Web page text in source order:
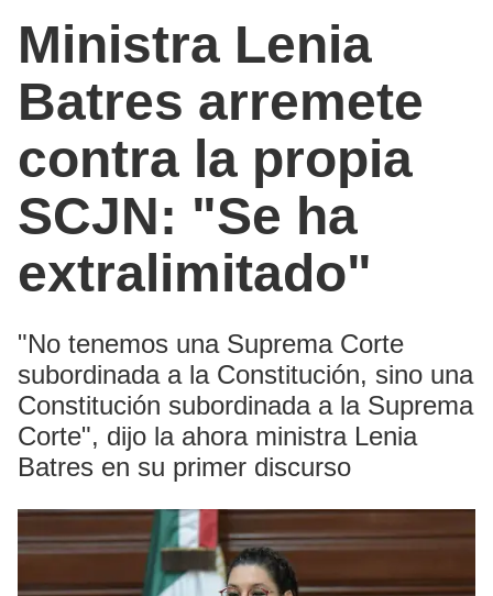
Ministra Lenia
Batres arremete
contra la propia
SCJN: "Se ha
extralimitado"
"No tenemos una Suprema Corte
subordinada a la Constitución, sino una
Constitución subordinada a la Suprema
Corte", dijo la ahora ministra Lenia
Batres en su primer discurso